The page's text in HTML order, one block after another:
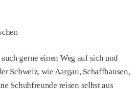
gerne einen Weg auf sich und
Schweiz, wie Aargau, Schaffhausen,
Schuhfreunde reisen selbst aus